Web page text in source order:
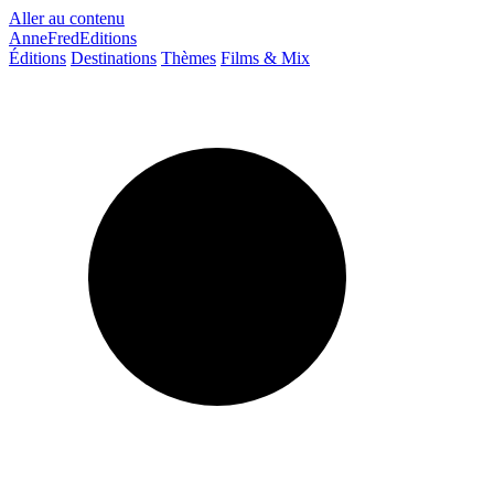
Aller au contenu
AnneFredEditions
Éditions Destinations Thèmes Films & Mix